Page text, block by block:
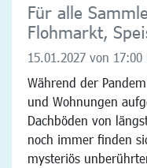
Für alle
Flohmarkt,
15.01.2027 von 17:00
Während der
und Wohnungen
Dachböden von
noch immer finden
mysteriös